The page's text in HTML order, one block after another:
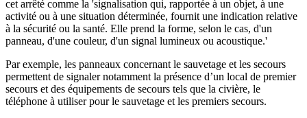
cet arrêté comme la 'signalisation qui, rapportée à un objet, à une
activité ou à une situation déterminée, fournit une indication relative
à la sécurité ou la santé. Elle prend la forme, selon le cas, d'un
panneau, d'une couleur, d'un signal lumineux ou acoustique.'
Par exemple, les panneaux concernant le sauvetage et les secours
permettent de signaler notamment la présence d’un local de premier
secours et des équipements de secours tels que la civière, le
téléphone à utiliser pour le sauvetage et les premiers secours.